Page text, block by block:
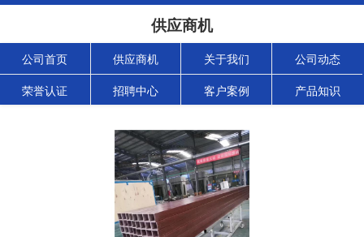
供应商机
公司首页 供应商机 关于我们 公司动态
荣誉认证 招聘中心 客户案例 产品知识